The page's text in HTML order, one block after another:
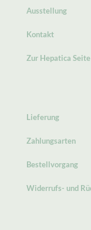
Ausstellung
Kontakt
Zur Hepatica Seite
Lieferung
Zahlungsarten
Bestellvorgang
Widerrufs- und